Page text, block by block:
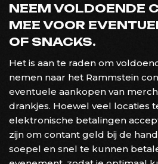
NEEM VOLDOENDE
MEE VOOR
OF SNACKS.
Het is aan te raden om
nemen naar het Rammstein
eventuele aankopen van
drankjes. Hoewel veel locaties
elektronische betalingen
zijn om contant geld bij de
soepel en snel te kunnen